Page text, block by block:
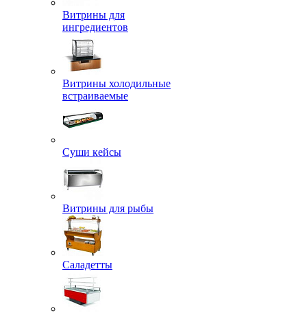
Витрины для
ингредиентов
Витрины холодильные
встраиваемые
Суши кейсы
Витрины для рыбы
Саладетты